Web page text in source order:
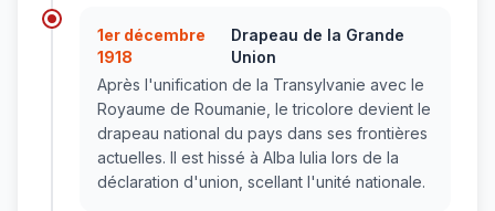
1er décembre
1918
Drapeau de la Grande
Union
Après l'unification de la Transylvanie avec le
Royaume de Roumanie, le tricolore devient le
drapeau national du pays dans ses frontières
actuelles. Il est hissé à Alba Iulia lors de la
déclaration d'union, scellant l'unité nationale.